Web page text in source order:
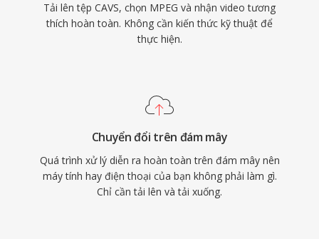
trên khối đã thiết lập khuôn mẫu kiến trúc mà
mọi codec video lớn đều tuân theo, từ MPEG-2
qua H.264 và xa hơn nữa. Dù đã bị vượt qua về
Tải lên tệp CAVS, chọn MPEG và nhận video tương
thích hoàn toàn. Không cần kiến thức kỹ thuật để
thực hiện.
Chuyển đổi trên đám mây
Quá trình xử lý diễn ra hoàn toàn trên đám mây nên
máy tính hay điện thoại của bạn không phải làm gì.
Chỉ cần tải lên và tải xuống.